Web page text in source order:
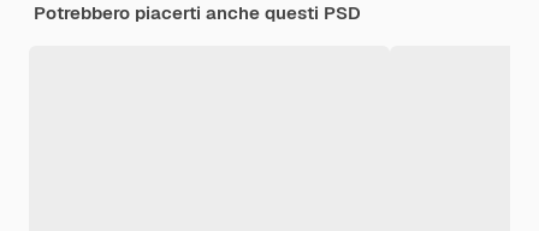
Potrebbero piacerti anche questi PSD